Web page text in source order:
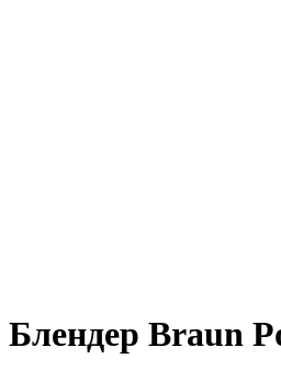
Блендер Braun